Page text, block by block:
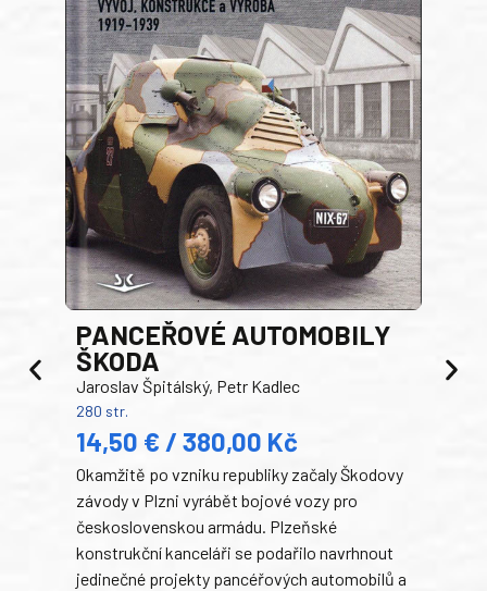
PANCEŘOVÉ AUTOMOBILY
ŠKODA
Jaroslav Špitálský, Petr Kadlec
280 str.
14,50 € / 380,00 Kč
Okamžitě po vzniku republiky začaly Škodovy
závody v Plzni vyrábět bojové vozy pro
československou armádu. Plzeňské
konstrukční kanceláři se podařilo navrhnout
jedinečné projekty pancéřových automobilů a